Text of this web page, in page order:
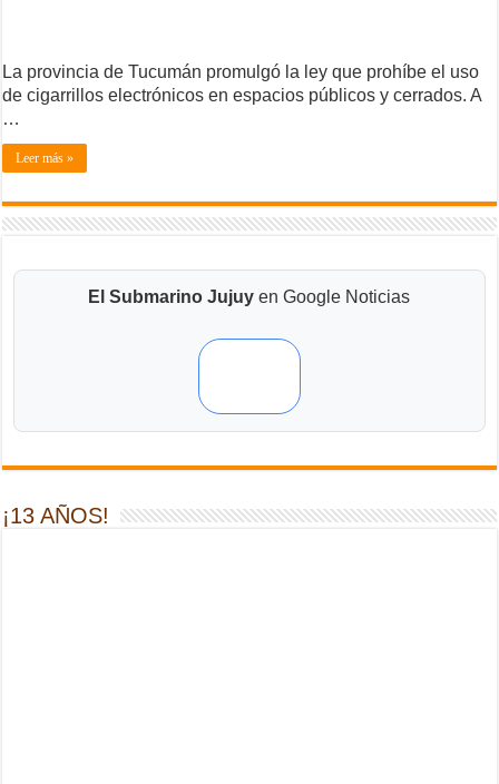
La provincia de Tucumán promulgó la ley que prohíbe el uso
de cigarrillos electrónicos en espacios públicos y cerrados. A
…
Leer más »
El Submarino Jujuy en Google Noticias
¡13 AÑOS!